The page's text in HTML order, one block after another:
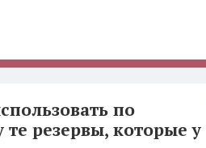
по
резервы, которые у